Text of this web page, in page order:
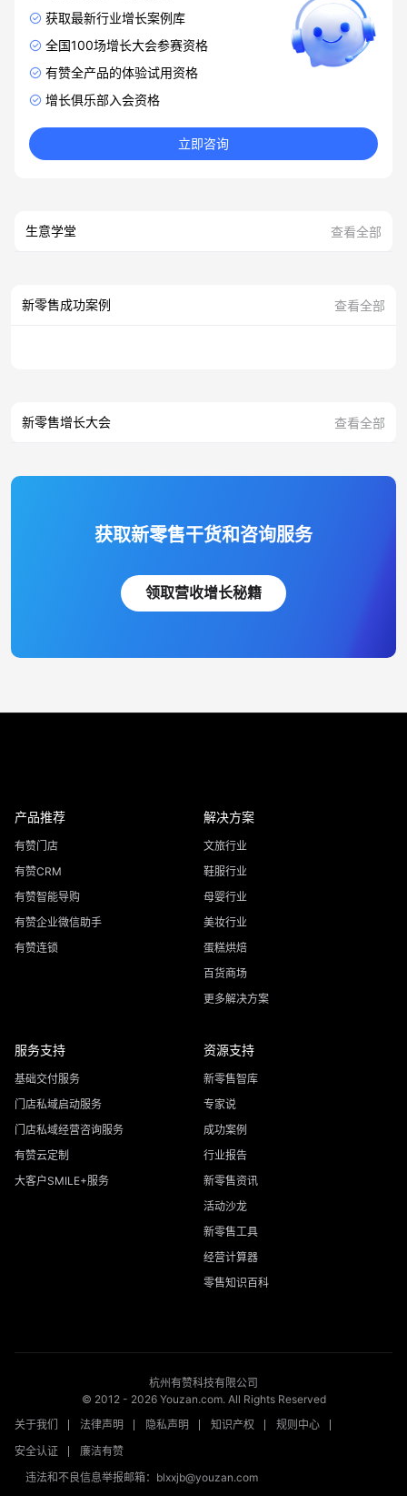
获取最新行业增长案例库
全国100场增长大会参赛资格
有赞全产品的体验试用资格
增长俱乐部入会资格
立即咨询
生意学堂 查看全部
新零售成功案例 查看全部
新零售增长大会 查看全部
获取新零售干货和咨询服务
领取营收增长秘籍
产品推荐
有赞门店
有赞CRM
有赞智能导购
有赞企业微信助手
有赞连锁
解决方案
文旅行业
鞋服行业
母婴行业
美妆行业
蛋糕烘焙
百货商场
更多解决方案
服务支持
基础交付服务
门店私域启动服务
门店私域经营咨询服务
有赞云定制
大客户SMILE+服务
资源支持
新零售智库
专家说
成功案例
行业报告
新零售资讯
活动沙龙
新零售工具
经营计算器
零售知识百科
杭州有赞科技有限公司
© 2012 - 2026Youzan.com. All Rights Reserved
关于我们
法律声明 隐私声明 知识产权
规则中心
安全认证
廉洁有赞
违法和不良信息举报邮箱：blxxjb@youzan.com